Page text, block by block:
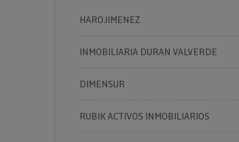
HAROJIMENEZ
INMOBILIARIA DURAN VALVERDE
DIMENSUR
RUBIK ACTIVOS INMOBILIARIOS